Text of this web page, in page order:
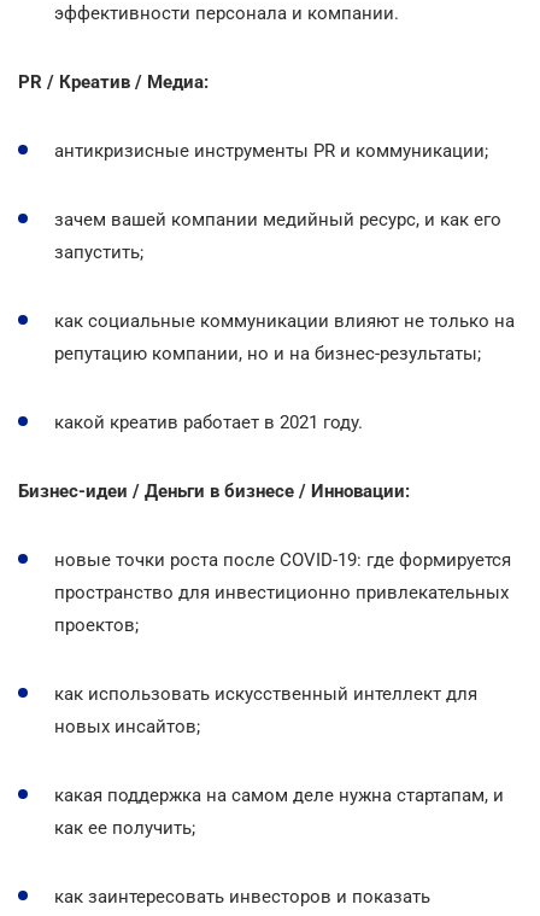
эффективности персонала и компании.
PR / Креатив / Медиа:
антикризисные инструменты PR и коммуникации;
зачем вашей компании медийный ресурс, и как его
запустить;
как социальные коммуникации влияют не только на
репутацию компании, но и на бизнес-результаты;
какой креатив работает в 2021 году.
Бизнес-идеи / Деньги в бизнесе / Инновации:
новые точки роста после COVID-19: где формируется
пространство для инвестиционно привлекательных
проектов;
как использовать искусственный интеллект для
новых инсайтов;
какая поддержка на самом деле нужна стартапам, и
как ее получить;
как заинтересовать инвесторов и показать